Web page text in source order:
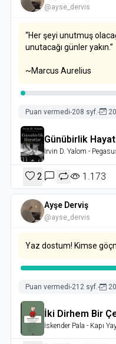
@ayse_dervis
“Her şeyi unutmuş
unutacağı günler yakın.”
~Marcus Aurelius
Puan vermedi-208 syf.-
Günübirlik
Irvin D. Yalom -
2 1.173
Ayşe Derviş
@ayse_dervis
Yaz dostum! Kimse
Puan vermedi-212 syf.-
İki Dirhem Bir
İskender Pala - Kapı